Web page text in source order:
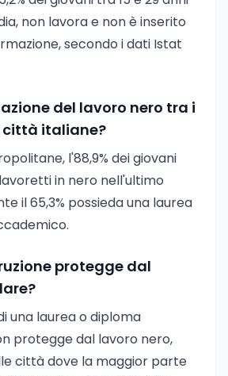
non lavora e non è inserito
secondo i dati Istat
del lavoro nero tra i
città italiane?
l'88,9% dei giovani
in nero nell'ultimo
il 65,3% possieda una laurea
protegge dal
una laurea o diploma
protegge dal lavoro nero,
città dove la maggior parte